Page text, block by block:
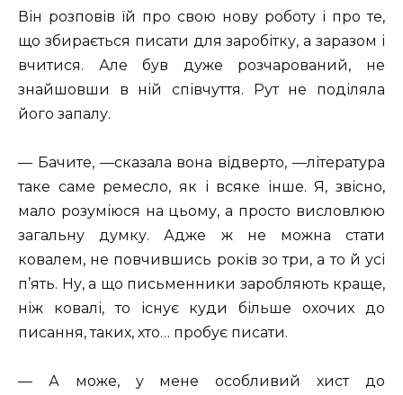
Він розповів їй про свою нову роботу і про те,
що збирається писати для заробітку, а заразом і
вчитися. Але був дуже розчарований, не
знайшовши в ній співчуття. Рут не поділяла
його запалу.
— Бачите, —сказала вона відверто, —література
таке саме ремесло, як і всяке інше. Я, звісно,
мало розуміюся на цьому, а просто висловлюю
загальну думку. Адже ж не можна стати
ковалем, не повчившись років зо три, а то й усі
п’ять. Ну, а що письменники заробляють краще,
ніж ковалі, то існує куди більше охочих до
писання, таких, хто… пробує писати.
— А може, у мене особливий хист до